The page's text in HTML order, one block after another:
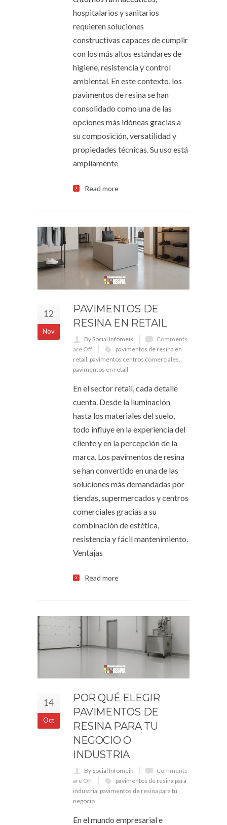
hospitalarios y sanitarios
requieren soluciones
constructivas capaces de cumplir
con los más altos estándares de
higiene, resistencia y control
ambiental. En este contexto, los
pavimentos de resina se han
consolidado como una de las
opciones más idóneas gracias a
su composición, versatilidad y
propiedades técnicas. Su uso está
ampliamente
Read more
12
Nov
PAVIMENTOS DE
RESINA EN RETAIL
By Social Infomeik
Comments
are Off
pavimentos de resina en
retail pavimentos centros comerciales
pavimentos en retail
En el sector retail, cada detalle
cuenta. Desde la iluminación
hasta los materiales del suelo,
todo influye en la experiencia del
cliente y en la percepción de la
marca. Los pavimentos de resina
se han convertido en una de las
soluciones más demandadas por
tiendas, supermercados y centros
comerciales gracias a su
combinación de estética,
resistencia y fácil mantenimiento.
Ventajas
Read more
14
Oct
POR QUÉ ELEGIR
PAVIMENTOS DE
RESINA PARA TU
NEGOCIO O
INDUSTRIA
By Social Infomeik
Comments
are Off
pavimentos de resina para
industria pavimentos de resina para tu
negocio
En el mundo empresarial e